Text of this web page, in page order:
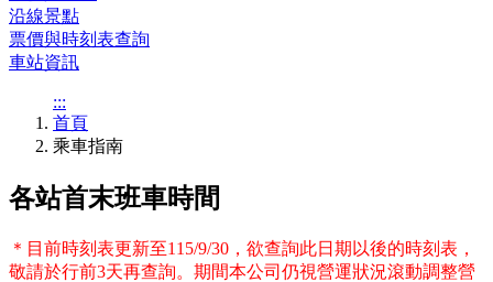
沿線景點
票價與時刻表查詢
車站資訊
:::
首頁
乘車指南
各站首末班車時間
＊目前時刻表更新至115/9/30，欲查詢此日期以後的時刻表，
敬請於行前3天再查詢。期間本公司仍視營運狀況滾動調整營